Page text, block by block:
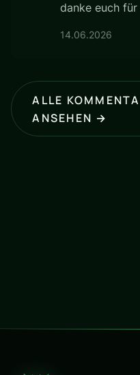
danke euch
14.06.2026
ALLE
ANSEHEN →